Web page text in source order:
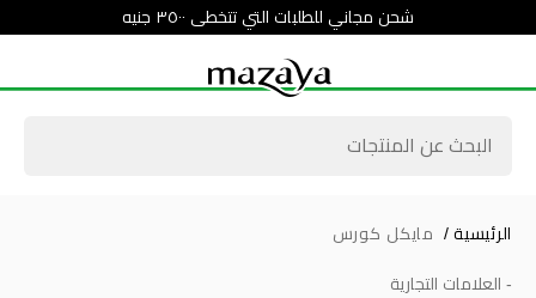
شحن مجاني للطلبات التي تتخطى ٣٥٠٠ جنيه
الرئيسية / مايكل كورس
- العلامات التجارية